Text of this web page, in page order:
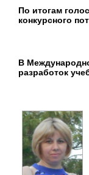
По итогам
конкурсного
В
разработок